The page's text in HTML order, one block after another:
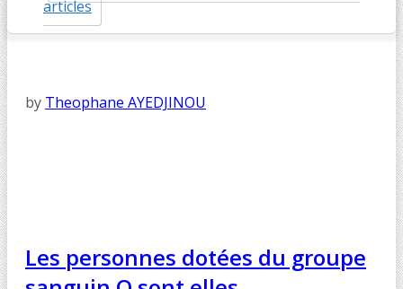
articles
by Theophane AYEDJINOU
Les personnes dotées du groupe